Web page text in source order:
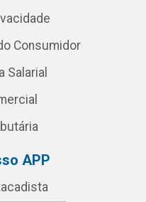
Consumidor
Salarial
APP